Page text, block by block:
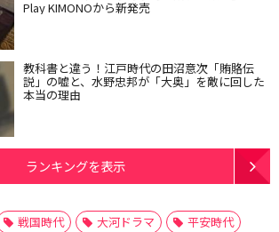
Play KIMONOから新発売
教科書と違う！江戸時代の田沼意次「賄賂伝
説」の嘘と、水野忠邦が「大奥」を敵に回した
本当の理由
ランキングを表示
戦国時代 大河ドラマ
平安時代